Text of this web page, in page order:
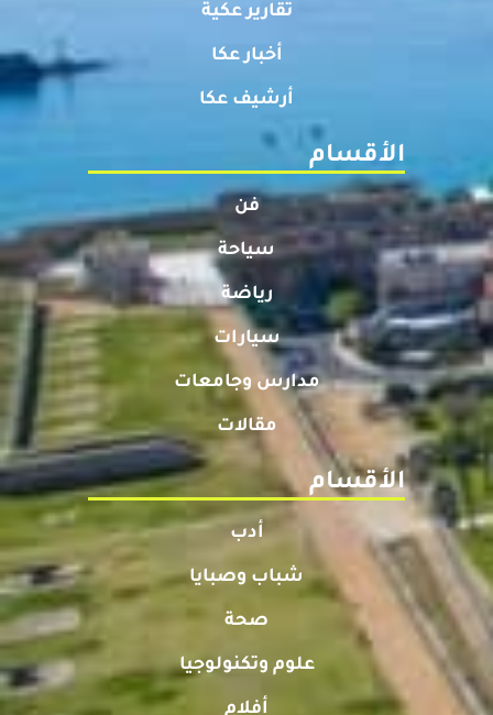
تقارير عكية
أخبار عكا
أرشيف عكا
الأقسام
فن
سياحة
رياضة
سيارات
مدارس وجامعات
مقالات
الأقسام
أدب
شباب وصبايا
صحة
علوم وتكنولوجيا
أفلام